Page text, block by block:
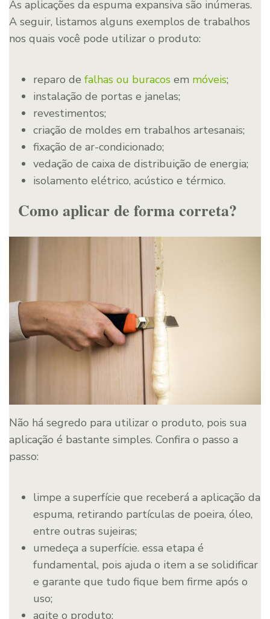
As aplicações da espuma expansiva são inúmeras.
A seguir, listamos alguns exemplos de trabalhos
nos quais você pode utilizar o produto:
reparo de falhas ou buracos em móveis;
instalação de portas e janelas;
revestimentos;
criação de moldes em trabalhos artesanais;
fixação de ar-condicionado;
vedação de caixa de distribuição de energia;
isolamento elétrico, acústico e térmico.
Como aplicar de forma correta?
Não há segredo para utilizar o produto, pois sua
aplicação é bastante simples. Confira o passo a
passo:
limpe a superfície que receberá a aplicação da
espuma, retirando partículas de poeira, óleo,
entre outras sujeiras;
umedeça a superfície. essa etapa é
fundamental, pois ajuda o item a se solidificar
e garante que tudo fique bem firme após o
uso;
agite o produto;